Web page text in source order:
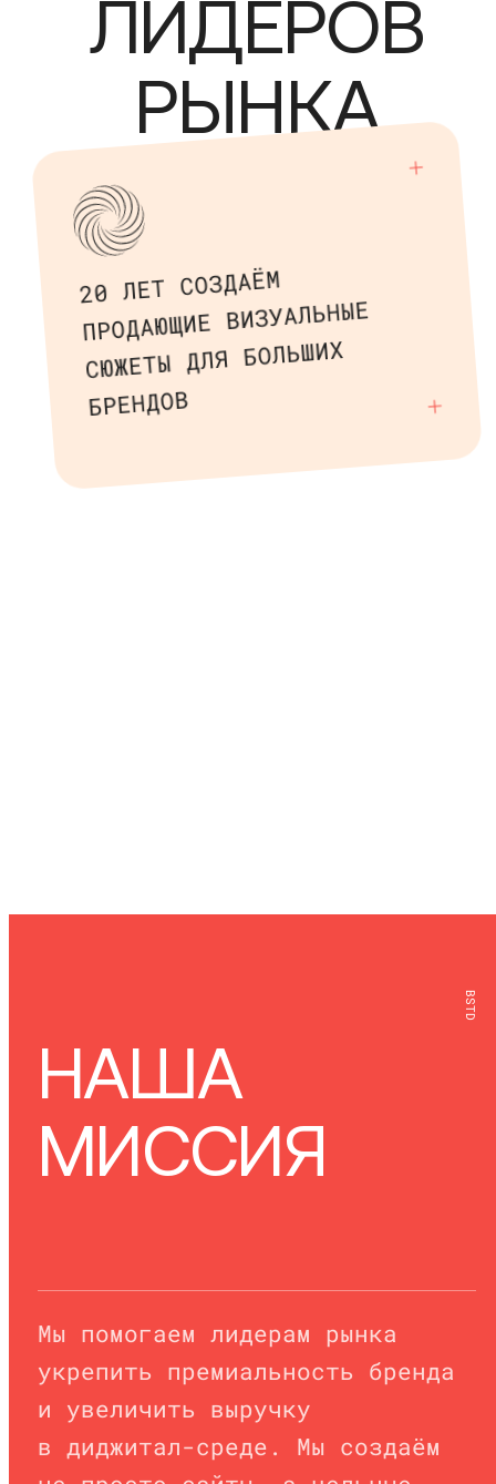
ЛИДЕРОВ
РЫНКА
20 ЛЕТ СОЗДАЁМ
ПРОДАЮЩИЕ ВИЗУАЛЬНЫЕ
СЮЖЕТЫ ДЛЯ БОЛЬШИХ
БРЕНДОВ
НАША
МИССИЯ
BSTD
Мы помогаем лидерам рынка
укрепить премиальность бренда
и увеличить выручку
в диджитал-среде. Мы создаём